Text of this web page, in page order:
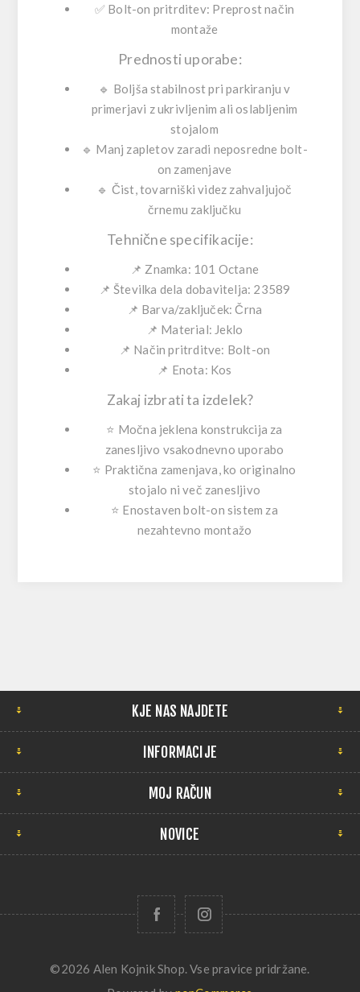
✅ Bolt-on pritrditev: Preprost način
montaže
Prednosti uporabe:
🔹 Boljša stabilnost pri parkiranju v
primerjavi z ukrivljenim ali oslabljenim
stojalom
🔹 Manj zapletov zaradi neposredne bolt-
on zamenjave
🔹 Čist, tovarniški videz zahvaljujoč
črnemu zaključku
Tehnične specifikacije:
📌 Znamka: 101 Octane
📌 Številka dela dobavitelja: 23589
📌 Barva/zaključek: Črna
📌 Material: Jeklo
📌 Način pritrditve: Bolt-on
📌 Enota: Kos
Zakaj izbrati ta izdelek?
⭐ Močna jeklena konstrukcija za
zanesljivo vsakodnevno uporabo
⭐ Praktična zamenjava, ko originalno
stojalo ni več zanesljivo
⭐ Enostaven bolt-on sistem za
nezahtevno montažo
KJE NAS NAJDETE
INFORMACIJE
MOJ RAČUN
NOVICE
©2026 Alen Kojnik Shop. Vse pravice pridržane.